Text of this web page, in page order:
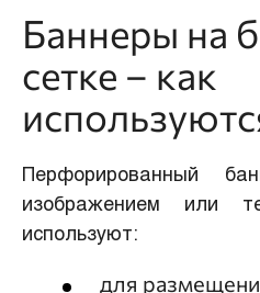
Баннеры на
сетке – как
Перфорированный
изображением или
используют:
для